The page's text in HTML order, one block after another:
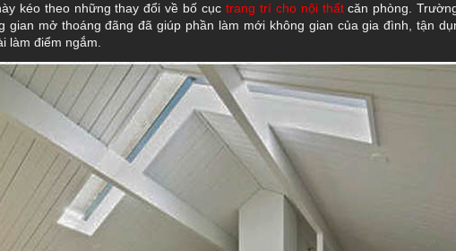
kéo theo những thay đổi về bố cục trang trí cho nội thấtcăn phòng.
gian mở thoáng đãng đã giúp phần làm mới không gian của gia đình, tận
làm điểm ngắm.